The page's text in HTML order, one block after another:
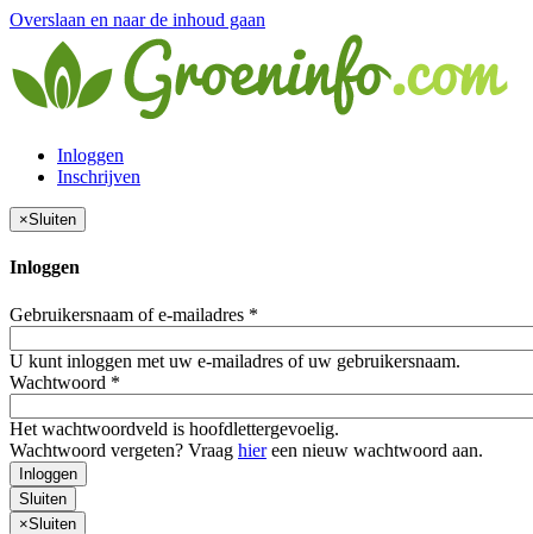
Overslaan en naar de inhoud gaan
Inloggen
Inschrijven
×Sluiten
Inloggen
Gebruikersnaam of e-mailadres *
U kunt inloggen met uw e-mailadres of uw gebruikersnaam.
Wachtwoord *
Het wachtwoordveld is hoofdlettergevoelig.
Wachtwoord vergeten? Vraag hiereen nieuw wachtwoord aan.
Inloggen
Sluiten
×Sluiten